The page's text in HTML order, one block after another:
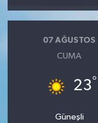
07 AĞUSTOS
CUMA
23°
Güneşli